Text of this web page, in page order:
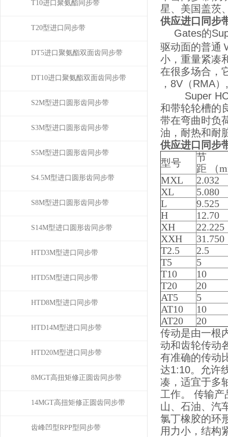
T10进口聚氨酯同步带
T20型进口同步带
DT5进口聚氨酯双面齿同步带
DT10进口聚氨酯双面齿同步带
S2M型进口圆形齿同步带
S3M型进口圆形齿同步带
S5M型进口圆形齿同步带
S4.5M型进口圆形齿同步带
S8M型进口圆形齿同步带
S14M型进口圆形齿同步带
HTD3M型进口同步带
HTD5M型进口同步带
HTD8M型进口同步带
HTD14M型进口同步带
HTD20M型进口同步带
8MGT高扭矩修正圆齿同步带
14MGT高扭矩修正圆齿同步带
齿峰凹型RPP型同步带
星、美国盖茨
供应进口同步
Gates的
驱动面的普通
小，重量紧凑
在很多场合，
，8V（RMA
Super HC包
和带轮轮槽的
带在弯曲时负
油，耐热和耐
供应进口同步
型号
节
距 （
MXL
2.032
XL
5.080
L
9.525
H
12.70
XH
22.225
XXH
31.750
T2.5
2.5
T5
5
T10
10
T20
20
AT5
5
AT10
10
AT20
20
传动是由一根
动和齿轮传动
有准确的传动
达1:10。允许
凑，适宜于多
工作。 传输
山、石油、汽
氯丁橡胶的环
用力小，结构